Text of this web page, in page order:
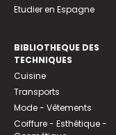
Etudier en Espagne
BIBLIOTHEQUE DES
TECHNIQUES
Cuisine
Transports
Mode - Vêtements
Coiffure - Esthétique -